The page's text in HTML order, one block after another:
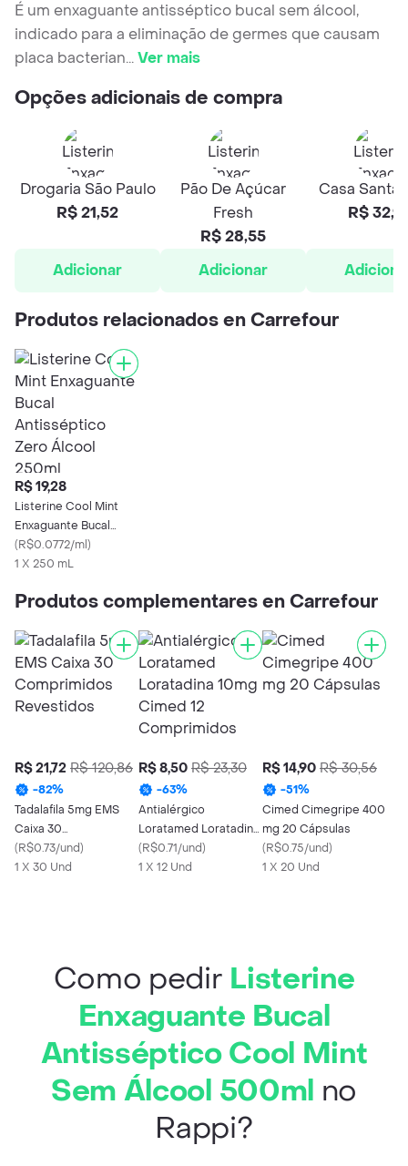
É um enxaguante antisséptico bucal sem álcool,
indicado para a eliminação de germes que causam
placa bacterian...Ver mais
Opções adicionais de compra
Drogaria São Paulo
R$ 21,52
Adicionar
Pão De Açúcar
Fresh
R$ 28,55
Adicionar
Casa Santa
R$
Produtos relacionados en Carrefour
R$ 19,28
Listerine Cool Mint
Enxaguante Bucal
Antisséptico Zero
Álcool 250ml
(R$0.0772/ml)
1 X 250 mL
Produtos complementares en Carrefour
R$ 21,72 R$ 120,86
-82%
Tadalafila 5mg EMS
Caixa 30
Comprimidos
Revestidos
(R$0.73/und)
1 X 30 Und
R$ 8,50 R$ 23,30
-63%
Antialérgico
Loratamed Loratadina
10mg Cimed 12
Comprimidos
(R$0.71/und)
1 X 12 Und
R$ 14,90 R$ 30,56
-51%
Cimed Cimegripe 400
mg 20 Cápsulas
(R$0.75/und)
1 X 20 Und
Como pedir Listerine
Enxaguante Bucal
Antisséptico Cool Mint
Sem Álcool 500ml no
Rappi?